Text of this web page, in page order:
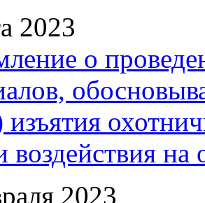
2023
о
воздействия
2023